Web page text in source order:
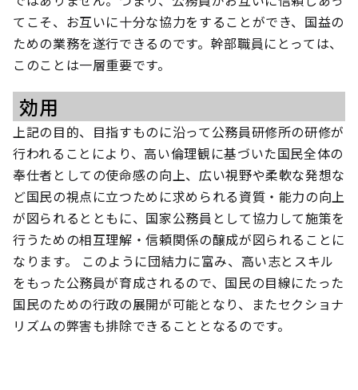
てこそ、お互いに十分な協力をすることができ、国益の
ための業務を遂行できるのです。幹部職員にとっては、
このことは一層重要です。
効用
上記の目的、目指すものに沿って公務員研修所の研修が
行われることにより、高い倫理観に基づいた国民全体の
奉仕者としての使命感の向上、広い視野や柔軟な発想な
ど国民の視点に立つために求められる資質・能力の向上
が図られるとともに、国家公務員として協力して施策を
行うための相互理解・信頼関係の醸成が図られることに
なります。 このように団結力に富み、高い志とスキル
をもった公務員が育成されるので、国民の目線にたった
国民のための行政の展開が可能となり、またセクショナ
リズムの弊害も排除できることとなるのです。